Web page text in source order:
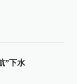
”下水